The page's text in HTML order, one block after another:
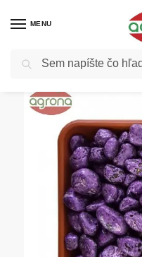
MENU
Domov Ostatné nezaradené tovary